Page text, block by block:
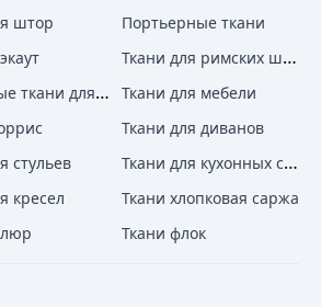
штор
Портьерные ткани
Ткани для римских штор
Хлопковые ткани для штор
Ткани для мебели
Ткани для диванов
стульев
Ткани для кухонных стульев
кресел
Ткани хлопковая саржа
Ткани флок